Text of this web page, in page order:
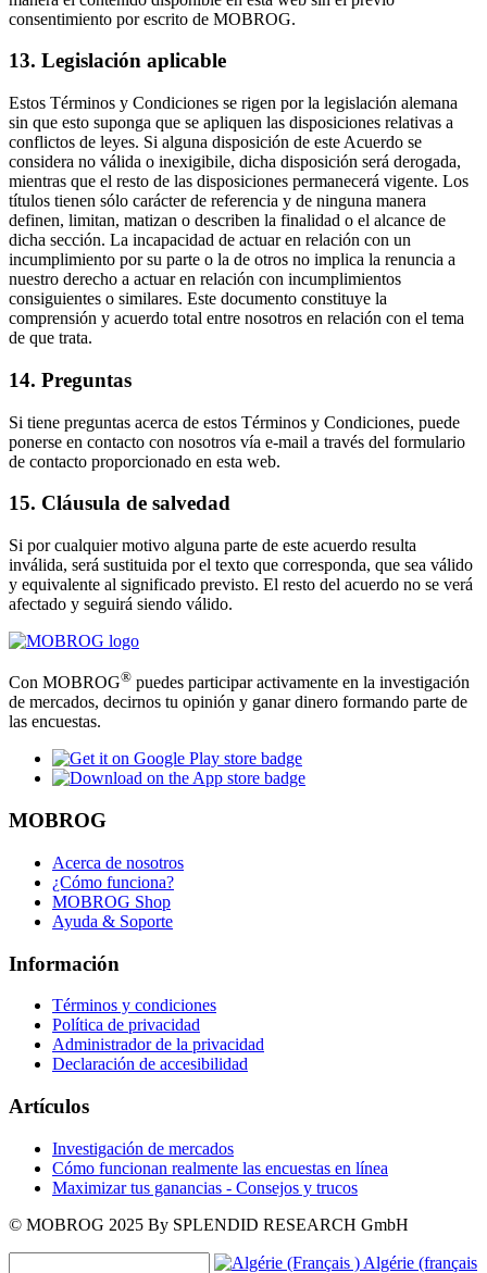
consentimiento por escrito de MOBROG.
13. Legislación aplicable
Estos Términos y Condiciones se rigen por la legislación alemana
sin que esto suponga que se apliquen las disposiciones relativas a
conflictos de leyes. Si alguna disposición de este Acuerdo se
considera no válida o inexigibile, dicha disposición será derogada,
mientras que el resto de las disposiciones permanecerá vigente. Los
títulos tienen sólo carácter de referencia y de ninguna manera
definen, limitan, matizan o describen la finalidad o el alcance de
dicha sección. La incapacidad de actuar en relación con un
incumplimiento por su parte o la de otros no implica la renuncia a
nuestro derecho a actuar en relación con incumplimientos
consiguientes o similares. Este documento constituye la
comprensión y acuerdo total entre nosotros en relación con el tema
de que trata.
14. Preguntas
Si tiene preguntas acerca de estos Términos y Condiciones, puede
ponerse en contacto con nosotros vía e-mail a través del formulario
de contacto proporcionado en esta web.
15. Cláusula de salvedad
Si por cualquier motivo alguna parte de este acuerdo resulta
inválida, será sustituida por el texto que corresponda, que sea válido
y equivalente al significado previsto. El resto del acuerdo no se verá
afectado y seguirá siendo válido.
Con MOBROG® puedes participar activamente en la investigación
de mercados, decirnos tu opinión y ganar dinero formando parte de
las encuestas.
MOBROG
Acerca de nosotros
¿Cómo funciona?
MOBROG Shop
Ayuda & Soporte
Información
Términos y condiciones
Política de privacidad
Administrador de la privacidad
Declaración de accesibilidad
Artículos
Investigación de mercados
Cómo funcionan realmente las encuestas en línea
Maximizar tus ganancias - Consejos y trucos
© MOBROG 2025 By SPLENDID RESEARCH GmbH
Algérie (français